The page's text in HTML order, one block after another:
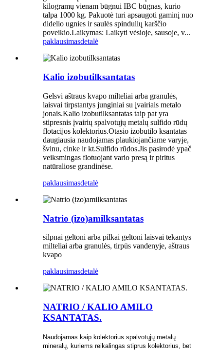
kilogramų vienam būgnui IBC būgnas, kurio
talpa 1000 kg. Pakuotė turi apsaugoti gaminį nuo
didelio ugnies ir saulės spindulių karščio
poveikio.Laikymas: Laikyti vėsioje, sausoje, v...
paklausimasdetalė
Kalio izobutilksantatas
Gelsvi aštraus kvapo milteliai arba granulės,
laisvai tirpstantys junginiai su įvairiais metalo
jonais.Kalio izobutilksantatas taip pat yra
stipresnis įvairių spalvotųjų metalų sulfido rūdų
flotacijos kolektorius.Otasio izobutilo ksantatas
daugiausia naudojamas plaukiojančiame varyje,
švinu, cinke ir kt.Sulfido rūdos.Jis pasirodė ypač
veiksmingas flotuojant vario presą ir piritus
natūraliose grandinėse.
paklausimasdetalė
Natrio (izo)amilksantatas
silpnai geltoni arba pilkai geltoni laisvai tekantys
milteliai arba granulės, tirpūs vandenyje, aštraus
kvapo
paklausimasdetalė
NATRIO / KALIO AMILO
KSANTATAS.
Naudojamas kaip kolektorius spalvotųjų metalų
mineralų, kuriems reikalingas stiprus kolektorius, bet